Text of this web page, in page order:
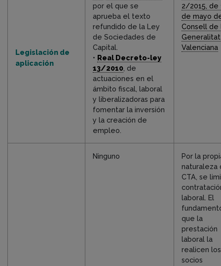
Legislación de
aplicación
por el que se
aprueba el texto
refundido de la Ley
de Sociedades de
Capital.
• Real Decreto-ley
13/2010 , de
actuaciones en el
ámbito fiscal, laboral
y liberalizadoras para
fomentar la inversión
y la creación de
empleo.
2/2015, de
de mayo
Consell de
Generalitat
Valenciana
Ninguno
Por la
naturaleza
CTA, se
laboral. El
que la
prestación
laboral la
realicen los
socios